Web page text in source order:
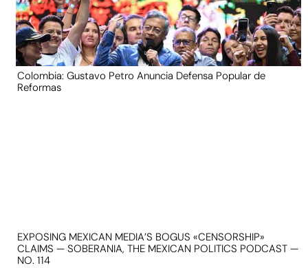
Colombia: Gustavo Petro Anuncia Defensa Popular de
Reformas
EXPOSING MEXICAN MEDIA’S BOGUS «CENSORSHIP»
CLAIMS — SOBERANIA, THE MEXICAN POLITICS PODCAST —
NO. 114